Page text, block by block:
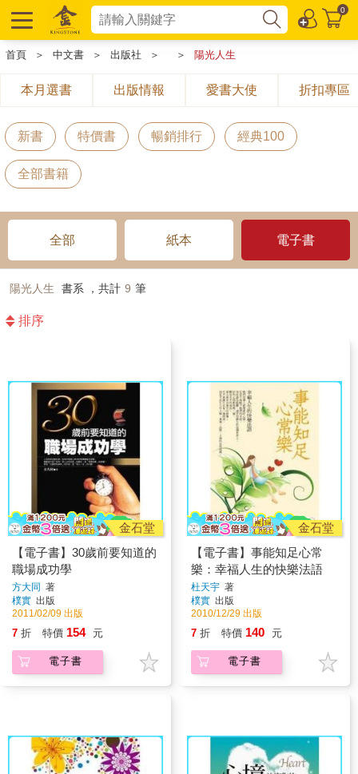
0
首頁 ＞ 中文書 ＞ 出版社 ＞ ＞ 陽光人生
本月選書 出版情報 愛書大使 折扣專區
新書 特價書 暢銷排行 經典100
全部書籍
全部 紙本 電子書
陽光人生 書系 ，共計 9 筆
排序
金石堂
【電子書】30歲前要知道的
職場成功學
方大同 著
樸實 出版
2011/02/09 出版
7 折 特價 154 元
電子書
金石堂
【電子書】事能知足心常
樂：幸福人生的快樂法語
杜天宇 著
樸實 出版
2010/12/29 出版
7 折 特價 140 元
電子書